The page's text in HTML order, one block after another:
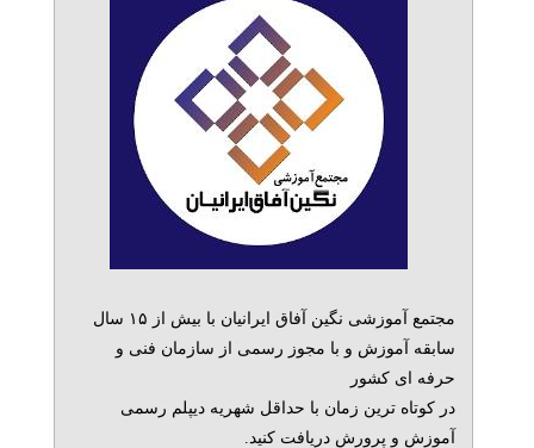
مجتمع آموزشی نگین آفاق ایرانیان با بیش از ۱۵ سال
سابقه آموزش و با مجوز رسمی از سازمان فنی و
حرفه ای کشور
در کوتاه ترین زمان با حداقل شهریه دیپلم رسمی
آموزش و پرورش دریافت کنید.